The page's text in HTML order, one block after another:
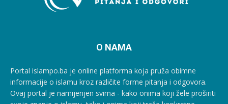
O NAMA
Portal islampo.ba je online platforma koja pruža obimne
informacije o islamu kroz različite forme pitanja i odgovora.
Ovaj portal je namijenjen svima - kako onima koji žele proširiti